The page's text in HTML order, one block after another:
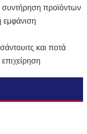
συντήρηση προϊόντων
εμφάνιση
και ποτά